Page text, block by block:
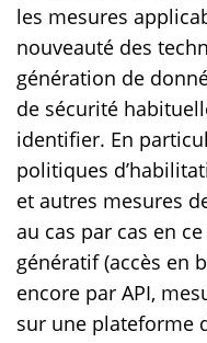
les mesures
nouveauté des
génération de
de sécurité
identifier. En
politiques
et autres mesures
au cas par cas en
génératif (accès en
encore par API,
sur une plateforme